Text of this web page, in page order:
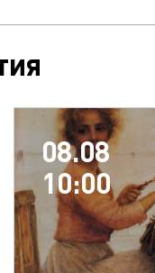
08.08
10:00